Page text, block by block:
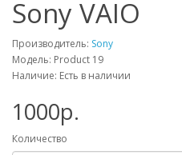
Sony VAIO
Производитель: Sony
Модель: Product 19
Наличие: Есть в наличии
1000р.
Количество